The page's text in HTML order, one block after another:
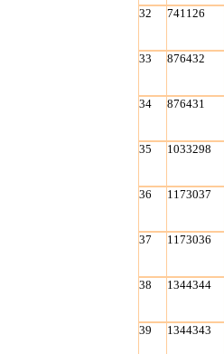
32 741126
33 876432
34 876431
35 1033298
36 1173037
37 1173036
38 1344344
39 1344343